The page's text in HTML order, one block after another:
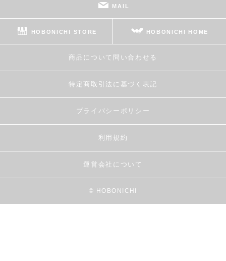
MAIL
HOBONICHI STORE HOBONICHI HOME
商品について問い合わせる
特定商取引法に基づく表記
プライバシーポリシー
利用規約
運営会社について
© HOBONICHI